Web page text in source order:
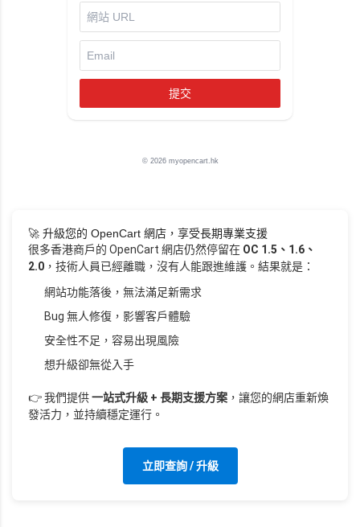
提交
© 2026 myopencart.hk
🚀 升級您的 OpenCart 網店，享受長期專業支援
很多香港商戶的 OpenCart 網店仍然停留在 OC 1.5、1.6、
2.0 ，技術人員已經離職，沒有人能跟進維護。結果就是：
網站功能落後，無法滿足新需求
Bug 無人修復，影響客戶體驗
安全性不足，容易出現風險
想升級卻無從入手
👉 我們提供一站式升級 + 長期支援方案 ，讓您的網店重新煥
發活力，並持續穩定運行。
立即查詢 / 升級